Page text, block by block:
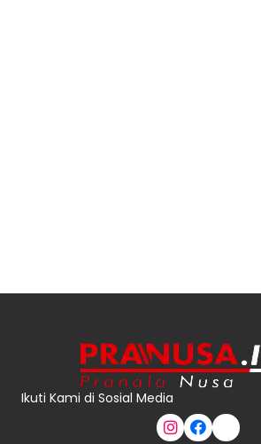
Ikuti Kami di Sosial Media